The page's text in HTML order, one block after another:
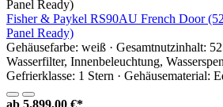
Fisher & Paykel RS90AU French Door
Panel Ready)
Gehäusefarbe: weiß · Gesamtnutzinhalt:
Wasserfilter, Innenbeleuchtung,
Gefrierklasse: 1 Stern · Gehäusematerial: